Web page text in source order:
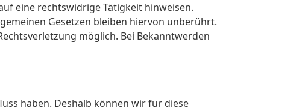
eine rechtswidrige Tätigkeit hinweisen.
Gesetzen bleiben hiervon unberührt.
möglich. Bei Bekanntwerden
haben. Deshalb können wir für diese